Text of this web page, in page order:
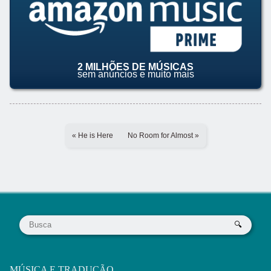
2 MILHÕES DE MÚSICAS
sem anúncios e muito mais
« He is Here No Room for Almost »